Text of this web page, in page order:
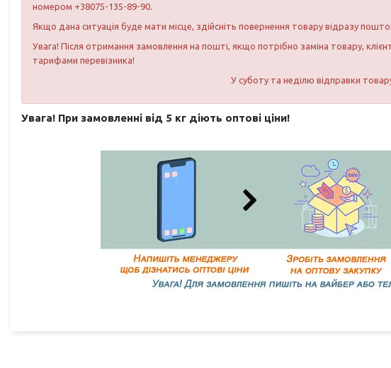
номером +38075-135-89-90.
Якщо дана ситуація буде мати місце, здійсніть повернення товару відразу
Увага! Після отримання замовлення на пошті, якщо потрібно заміна товару,
тарифами перевізника!
У суботу та неділю відправки
Увага! При замовленні від 5 кг діють оптові ціни!